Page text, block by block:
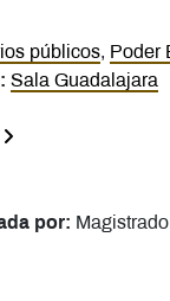
públicos, Poder
Sala Guadalajara
por: